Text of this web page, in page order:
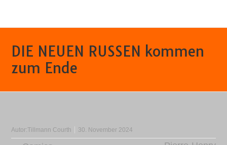
DIE NEUEN RUSSEN kommen
zum Ende
Autor:Tillmann Courth 30. November 2024